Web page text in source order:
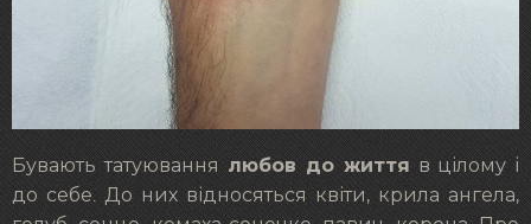
Бувають татуюваннялюбов до життя в цілому і
до себе. До них відносяться квіти, крила ангела,